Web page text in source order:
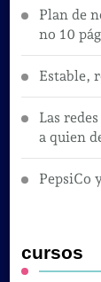
Plan de
no 10
Estable,
Las
a quien
PepsiCo
cursos